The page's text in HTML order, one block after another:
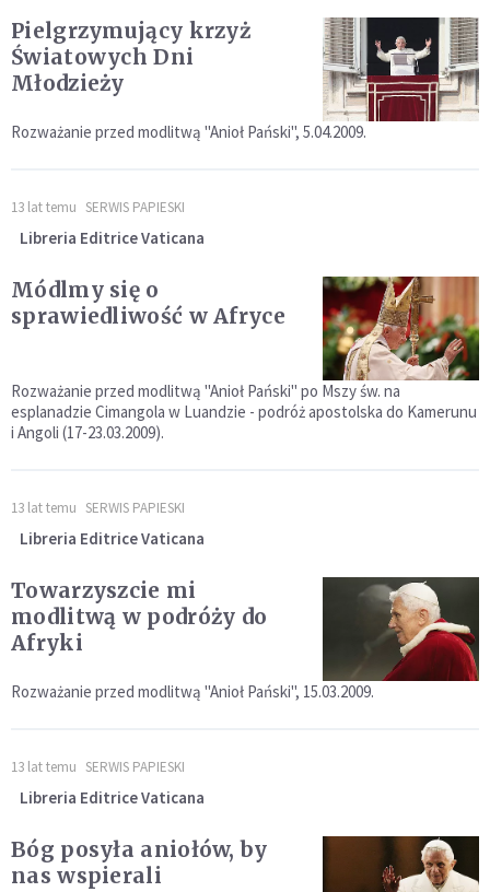
Pielgrzymujący krzyż
Światowych Dni
Młodzieży
Rozważanie przed modlitwą "Anioł Pański", 5.04.2009.
13 lat temu SERWIS PAPIESKI
Libreria Editrice Vaticana
Módlmy się o
sprawiedliwość w Afryce
Rozważanie przed modlitwą "Anioł Pański" po Mszy św. na
esplanadzie Cimangola w Luandzie - podróż apostolska do Kamerunu
i Angoli (17-23.03.2009).
13 lat temu SERWIS PAPIESKI
Libreria Editrice Vaticana
Towarzyszcie mi
modlitwą w podróży do
Afryki
Rozważanie przed modlitwą "Anioł Pański", 15.03.2009.
13 lat temu SERWIS PAPIESKI
Libreria Editrice Vaticana
Bóg posyła aniołów, by
nas wspierali